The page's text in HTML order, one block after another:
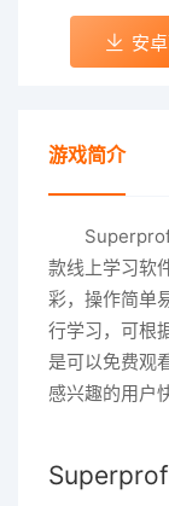
安
游戏简介
款线上学习软
彩，操作简单
行学习，可根
是可以免费观
感兴趣的用户